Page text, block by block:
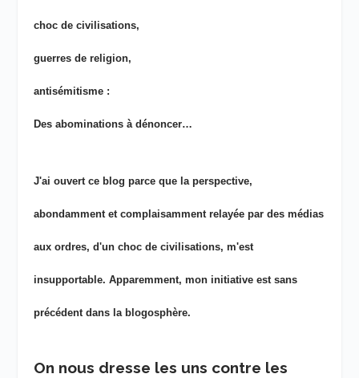
choc de civilisations,
guerres de religion,
antisémitisme :
Des abominations à dénoncer…
J'ai ouvert ce blog parce que la perspective,
abondamment et complaisamment relayée par des médias
aux ordres, d'un choc de civilisations, m'est
insupportable. Apparemment, mon initiative est sans
précédent dans la blogosphère.
On nous dresse les uns contre les